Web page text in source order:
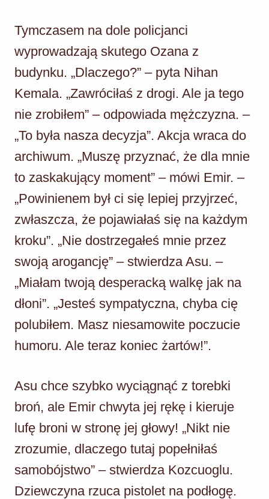
Tymczasem na dole policjanci
wyprowadzają skutego Ozana z
budynku. „Dlaczego?” – pyta Nihan
Kemala. „Zawróciłaś z drogi. Ale ja tego
nie zrobiłem” – odpowiada mężczyzna. –
„To była nasza decyzja”. Akcja wraca do
archiwum. „Muszę przyznać, że dla mnie
to zaskakujący moment” – mówi Emir. –
„Powinienem był ci się lepiej przyjrzeć,
zwłaszcza, że pojawiałaś się na każdym
kroku”. „Nie dostrzegałeś mnie przez
swoją arogancję” – stwierdza Asu. –
„Miałam twoją desperacką walkę jak na
dłoni”. „Jesteś sympatyczna, chyba cię
polubiłem. Masz niesamowite poczucie
humoru. Ale teraz koniec żartów!”.
Asu chce szybko wyciągnąć z torebki
broń, ale Emir chwyta jej rękę i kieruje
lufę broni w stronę jej głowy! „Nikt nie
zrozumie, dlaczego tutaj popełniłaś
samobójstwo” – stwierdza Kozcuoglu.
Dziewczyna rzuca pistolet na podłogę.